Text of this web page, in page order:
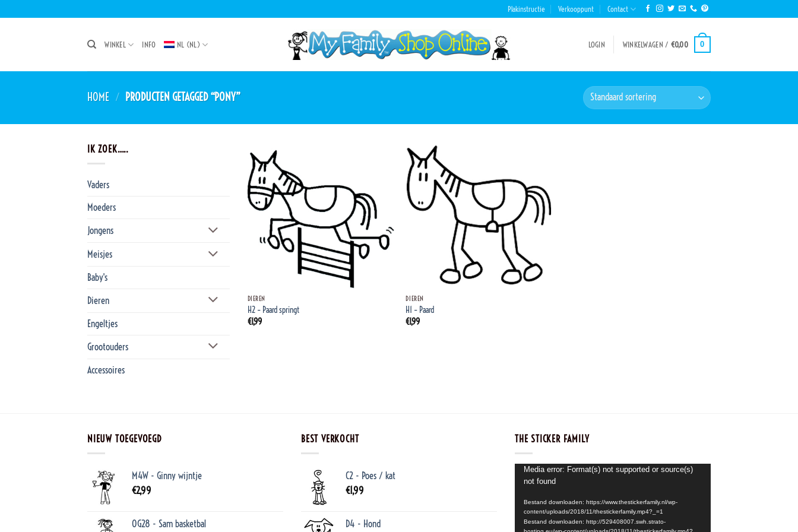
naar
Plakinstructie Verkooppunt Contact
WINKEL INFO NL (NL) LOGIN WINKELWAGEN / €0,00 0
HOME / PRODUCTEN GETAGGED “PONY”
IK ZOEK…..
Vaders
Moeders
Jongens
Meisjes
Baby's
Dieren
Engeltjes
Grootouders
Accessoires
DIEREN
H2 – Paard springt
€1,99
DIEREN
H1 – Paard
€1,99
NIEUW TOEGEVOEGD
M4W - Ginny wijntje
€2,99
OG28 - Sam basketbal
BEST VERKOCHT
C2 - Poes / kat
€1,99
D4 - Hond
THE STICKER FAMILY
Videospeler
Media error: Format(s) not supported or source(s)
not found
Bestand downloaden: https://www.thestickerfamily.nl/wp-
content/uploads/2018/11/thestickerfamily.mp4?_=1
Bestand downloaden: http://529408007.swh.strato-